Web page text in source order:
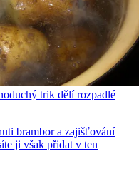
trik dělí rozpadlé
brambor a zajišťování
ji však přidat v ten